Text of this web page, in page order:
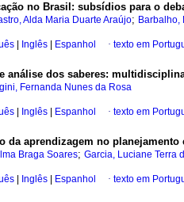
no Brasil: subsídios para o
Alda Maria Duarte Araújo; Barbalho,
Inglês Espanhol · texto em
análise dos saberes:
Fernanda Nunes da Rosa
Inglês Espanhol · texto em
da aprendizagem no
Braga Soares; Garcia, Luciane Terra
Inglês Espanhol · texto em